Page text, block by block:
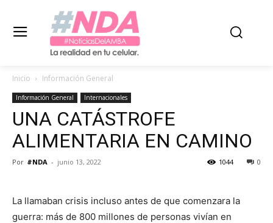
Inicio Información General
Información General Internacionales
UNA CATÁSTROFE
ALIMENTARIA EN CAMINO
Por #NDA - junio 13, 2022 0
1044
La llamaban crisis incluso antes de que comenzara la
guerra: más de 800 millones de personas vivían en